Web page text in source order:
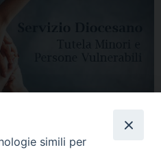
simili per